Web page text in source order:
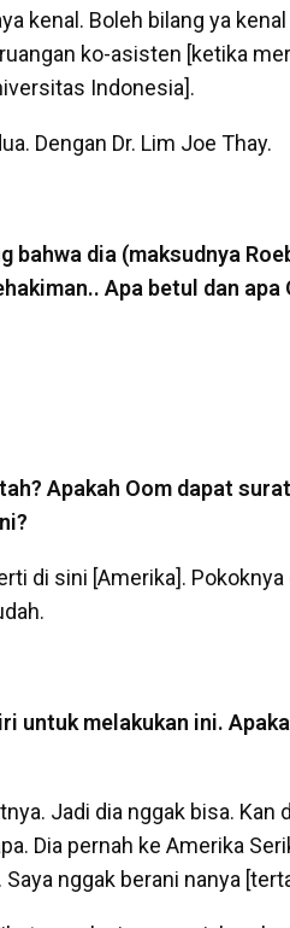
kenal. Boleh bilang ya
ko-asisten [ketika
Indonesia].
Dengan Dr. Lim Joe Thay.
bahwa dia (maksudnya
Apa betul dan apa
Apakah Oom dapat
di sini [Amerika].
untuk melakukan ini.
Jadi dia nggak bisa. Kan
Dia pernah ke Amerika
nggak berani nanya